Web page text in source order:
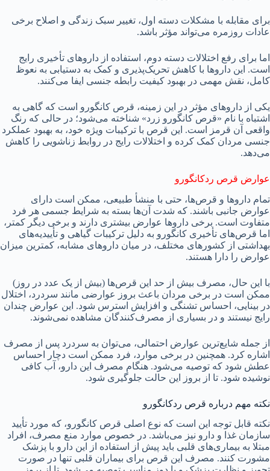
برای مقابله با مشکلات دسته اول، تغییر سبک زندگی و اصلاح برخی
عادات روزمره می‌تواند مؤثر باشد.
اما برای رفع اختلالات دسته دوم، استفاده از داروهای تأخیری رایج
است. این داروها با کاهش تحریک‌پذیری و کمک به دستیابی به نعوظ
کامل، نقش مهمی در بهبود کیفیت رابطه جنسی ایفا می‌کنند.
یکی از داروهای مؤثر در این زمینه، قرص کانگورو است که گاهی به
اشتباه با نام «قرص کانگورو زرد» شناخته می‌شود؛ در حالی که رنگ
واقعی آن قرمز است. این قرص با ترکیبات ویژه خود، به بهبود عملکرد
جنسی مردان کمک کرده و اختلالات رایج در روابط زناشویی را کاهش
می‌دهد.
عوارض قرص ردکانگورو
تمام داروها و قرص‌ها، حتی با منشأ طبیعی، ممکن است دارای
عوارض جانبی باشند. که شدت آن‌ها بسته به شرایط جسمی هر فرد
متفاوت است. برخی داروها عوارض بیشتری دارند و برخی دیگر کمتر،
اما قرص‌های تأخیری کانگورو به دلیل ترکیبات گیاهی و تأییدیه‌های
بهداشتی از کشورهای مختلف، در میان داروهای مشابه، کمترین میزان
عوارض را دارا هستند.
با این حال، مصرف بیش از حد این قرص‌ها (بیش از یک عدد در روز)
ممکن است در برخی مردان باعث بروز عوارضی مانند سردرد، اختلال
در بینایی، احساس تشنگی و افزایش استرس شود. این عوارض چندان
رایج نیستند و در بسیاری از مصرف‌کنندگان مشاهده نمی‌شوند.
از جمله شایع‌ترین عوارض احتمالی، می‌توان به سردرد پس از مصرف
اشاره کرد. همچنین در برخی موارد، فرد ممکن است دچار احساس
عطش شود که توصیه می‌شود. هنگام مصرف این دارو، آب کافی
نوشیده شود. تا از بروز این حالت جلوگیری شود.
نکته مهم درباره قرص ردکانگورو
نکته قابل توجه این است که نوع اصلی قرص کانگورو، که مورد تأیید
سازمان غذا و دارو نیز می‌باشد. در خصوص موارد منع مصرف، افراد
مبتلا به بیماری‌های قلبی باید پیش از استفاده از این دارو با پزشک
مشورت کنند. مصرف این قرص برای بیماران قلبی تنها در صورت